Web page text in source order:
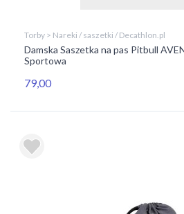
Torby > Nareki / saszetki / Decathlon.pl
Damska Saszetka na pas Pitbull
Sportowa
79,00